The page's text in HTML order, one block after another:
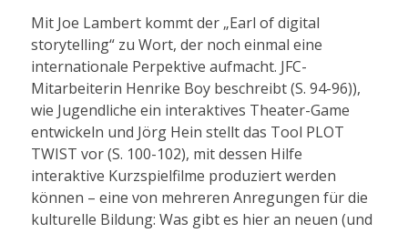
Mit Joe Lambert kommt der „Earl of digital
storytelling“ zu Wort, der noch einmal eine
internationale Perpektive aufmacht. JFC-
Mitarbeiterin Henrike Boy beschreibt (S. 94-96)),
wie Jugendliche ein interaktives Theater-Game
entwickeln und Jörg Hein stellt das Tool PLOT
TWIST vor (S. 100-102), mit dessen Hilfe
interaktive Kurzspielfilme produziert werden
können – eine von mehreren Anregungen für die
kulturelle Bildung: Was gibt es hier an neuen (und